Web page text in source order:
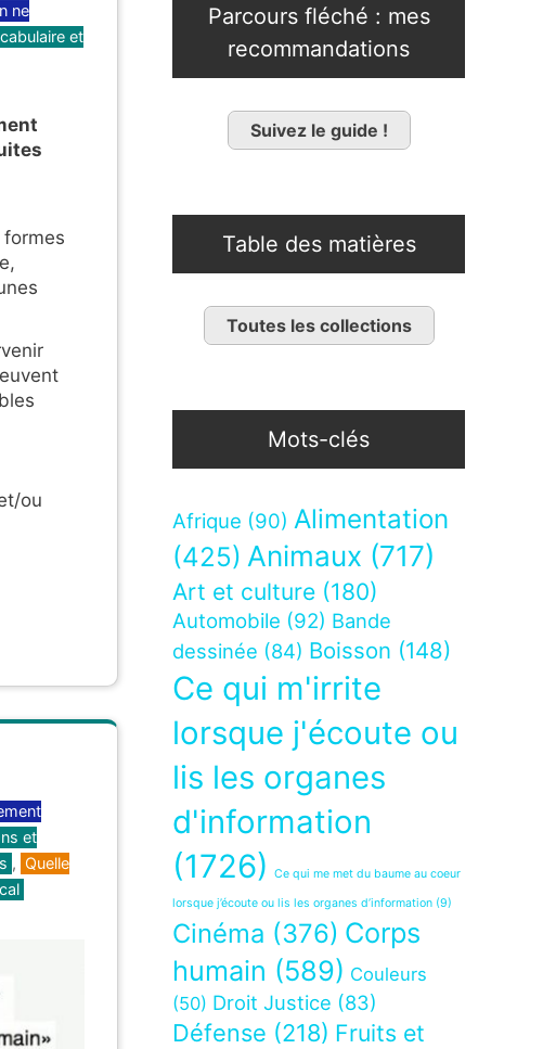
ne
et
ou
et
, Quelle
Parcours fléché : mes
recommandations
Suivez le guide !
Table des matières
Toutes les collections
Mots-clés
Afrique (90) Alimentation
(425) Animaux (717)
Art et culture (180)
Automobile (92) Bande
dessinée (84) Boisson (148)
Ce qui m'irrite
lorsque j'écoute ou
lis les organes
d'information
(1726)
Ce qui me met du baume au coeur
lorsque j’écoute ou lis les organes d’information (9)
Cinéma (376) Corps
humain (589) Couleurs
(50) Droit Justice (83)
Défense (218) Fruits et